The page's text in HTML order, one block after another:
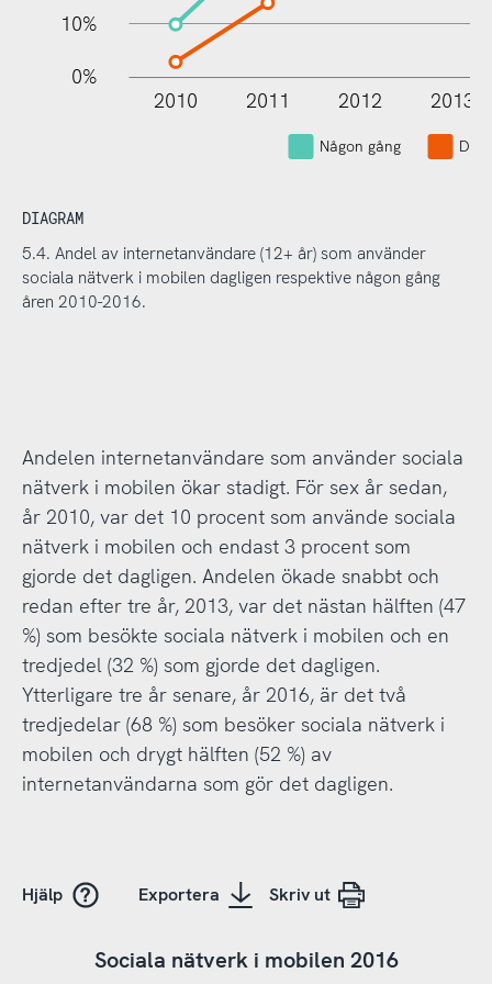
10%
0%
L
2010 2011 2012 2013
Någon gång
DIAGRAM
5.4. Andel av internetanvändare (12+ år) som använder
sociala nätverk i mobilen dagligen respektive någon gång
åren 2010-2016.
Andelen internetanvändare som använder sociala
nätverk i mobilen ökar stadigt. För sex år sedan,
år 2010, var det 10 procent som använde sociala
nätverk i mobilen och endast 3 procent som
gjorde det dagligen. Andelen ökade snabbt och
redan efter tre år, 2013, var det nästan hälften (47
%) som besökte sociala nätverk i mobilen och en
tredjedel (32 %) som gjorde det dagligen.
Ytterligare tre år senare, år 2016, är det två
tredjedelar (68 %) som besöker sociala nätverk i
mobilen och drygt hälften (52 %) av
internetanvändarna som gör det dagligen.
Hjälp Exportera Skriv ut
Sociala nätverk i mobilen 2016